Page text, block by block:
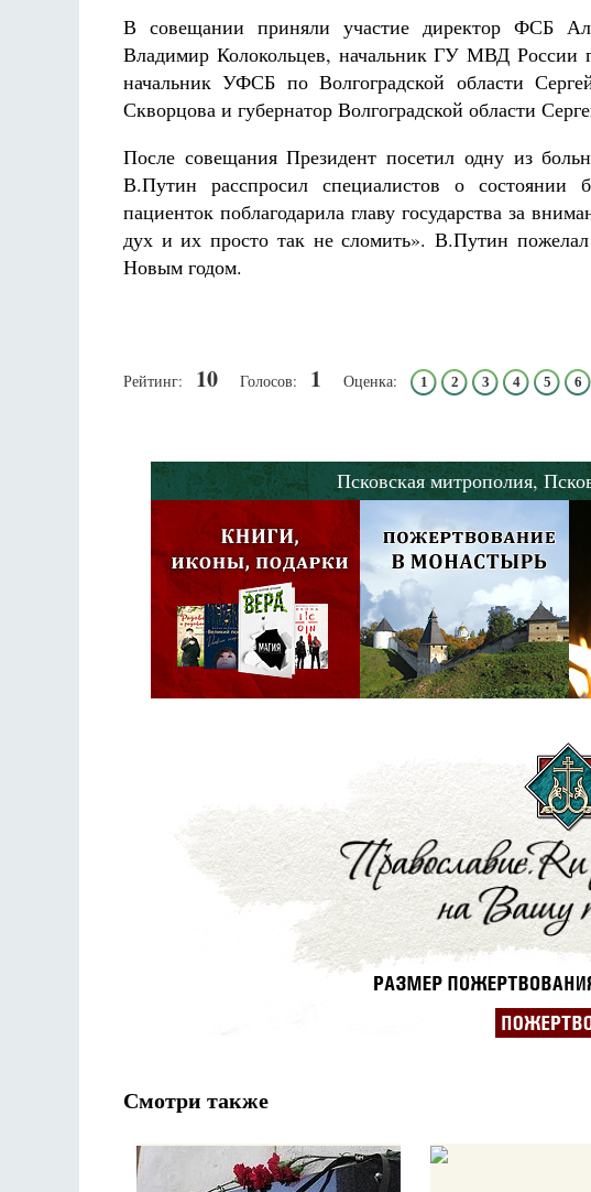
В совещании приняли участие директор ФСБ
Владимир Колокольцев, начальник ГУ МВД России
начальник УФСБ по Волгоградской области
Скворцова и губернатор Волгоградской области
После совещания Президент посетил одну из
В.Путин расспросил специалистов о
пациенток поблагодарила главу государства за
дух и их просто так не сломить». В.Путин
Новым годом.
Рейтинг: 10 Голосов: 1 Оценка: 1 2 3 4 5 6
Псковская митрополия,
Смотри также